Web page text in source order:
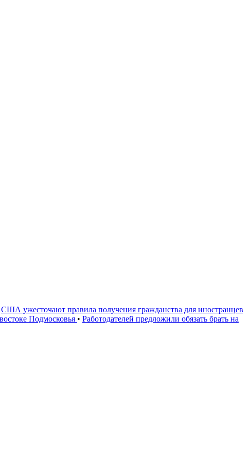
США ужесточают правила получения гражданства для иностранцев
Подмосковья • Работодателей предложили обязать брать на